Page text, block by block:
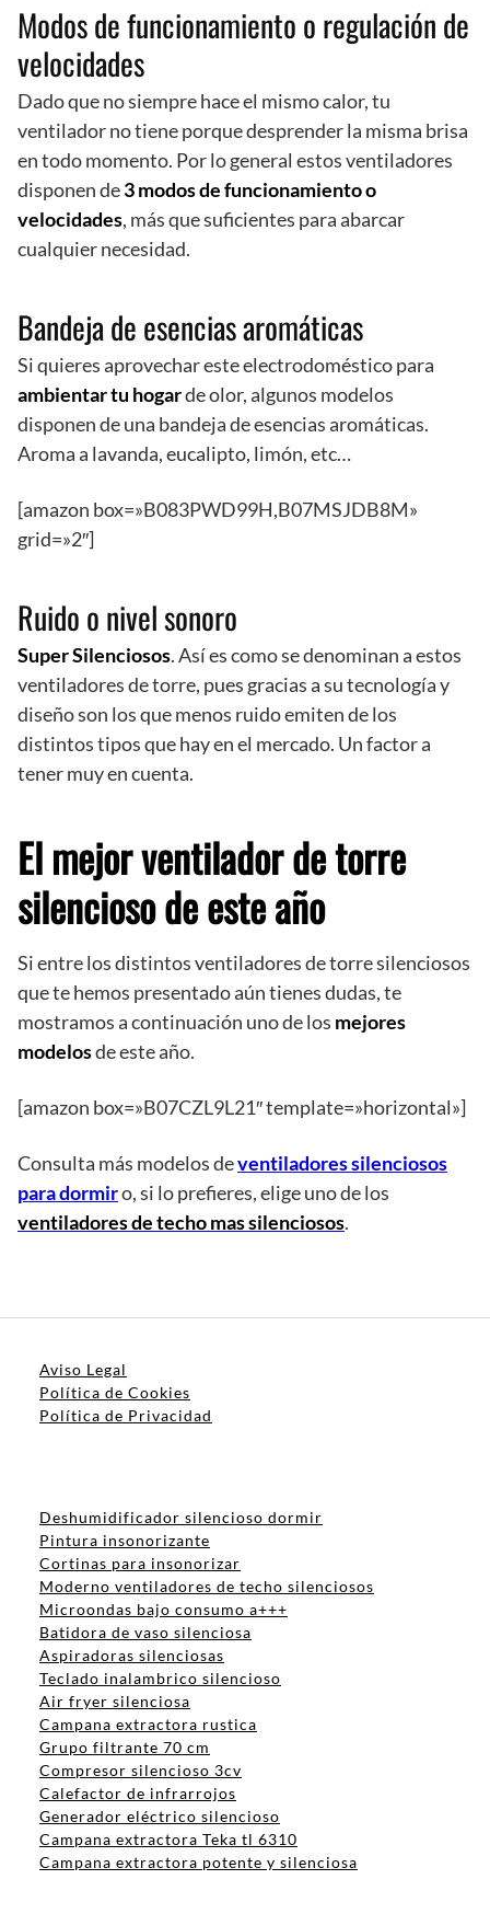
Modos de funcionamiento o regulación de
velocidades
Dado que no siempre hace el mismo calor, tu
ventilador no tiene porque desprender la misma brisa
en todo momento. Por lo general estos ventiladores
disponen de3 modos de funcionamiento o
velocidades, más que suficientes para abarcar
cualquier necesidad.
Bandeja de esencias aromáticas
Si quieres aprovechar este electrodoméstico para
ambientar tu hogarde olor, algunos modelos
disponen de una bandeja de esencias aromáticas.
Aroma a lavanda, eucalipto, limón, etc…
[amazon box=»B083PWD99H,B07MSJDB8M»
grid=»2″]
Ruido o nivel sonoro
Super Silenciosos. Así es como se denominan a estos
ventiladores de torre, pues gracias a su tecnología y
diseño son los que menos ruido emiten de los
distintos tipos que hay en el mercado. Un factor a
tener muy en cuenta.
El mejor ventilador de torre
silencioso de este año
Si entre los distintos ventiladores de torre silenciosos
que te hemos presentado aún tienes dudas, te
mostramos a continuación uno de los mejores
modelosde este año.
[amazon box=»B07CZL9L21″ template=»horizontal»]
Consulta más modelos deventiladores silenciosos
para dormiro, si lo prefieres, elige uno de los
ventiladores de techo mas silenciosos.
Aviso Legal
Política de Cookies
Política de Privacidad
Deshumidificador silencioso dormir
Pintura insonorizante
Cortinas para insonorizar
Moderno ventiladores de techo silenciosos
Microondas bajo consumo a+++
Batidora de vaso silenciosa
Aspiradoras silenciosas
Teclado inalambrico silencioso
Air fryer silenciosa
Campana extractora rustica
Grupo filtrante 70 cm
Compresor silencioso 3cv
Calefactor de infrarrojos
Generador eléctrico silencioso
Campana extractora Teka tl 6310
Campana extractora potente y silenciosa